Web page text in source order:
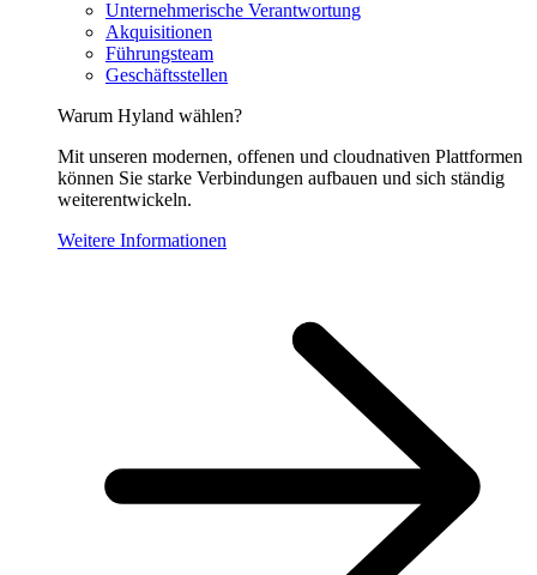
Unternehmerische Verantwortung
Akquisitionen
Führungsteam
Geschäftsstellen
Warum Hyland wählen?
Mit unseren modernen, offenen und cloudnativen Plattformen
können Sie starke Verbindungen aufbauen und sich ständig
weiterentwickeln.
Weitere Informationen